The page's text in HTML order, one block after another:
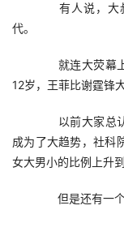
有人说，大叔
代。
就连大荧幕上
12岁，王菲比谢霆锋
以前大家总认
成为了大趋势，社科
女大男小的比例上升
但是还有一个